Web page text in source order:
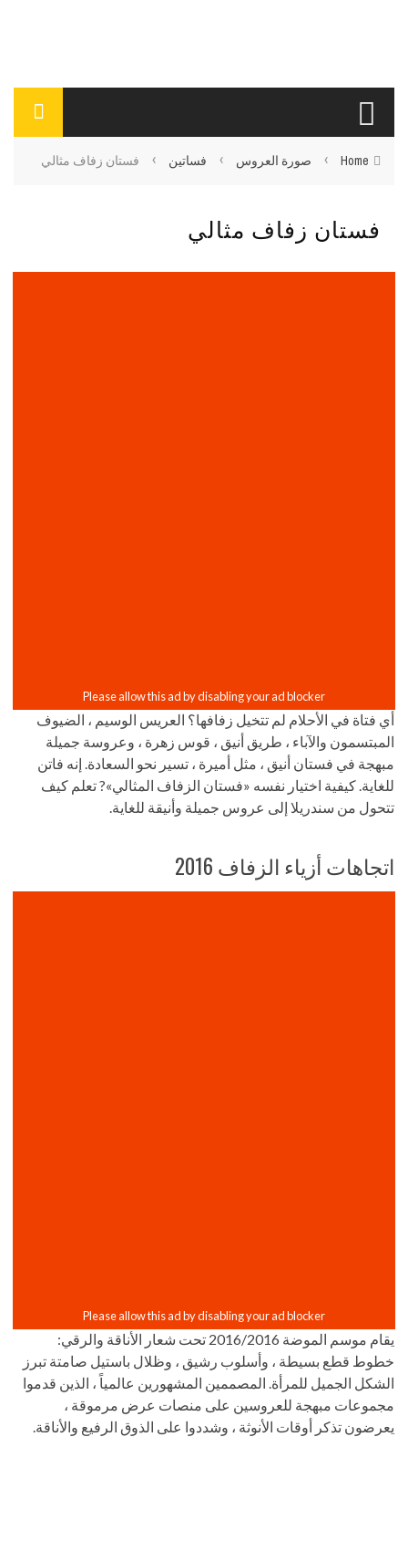
Home
› صورة العروس › فساتين › فستان زفاف مثالي
فستان زفاف مثالي
أي فتاة في الأحلام لم تتخيل زفافها؟ العريس الوسيم ، الضيوف
المبتسمون والآباء ، طريق أنيق ، قوس زهرة ، وعروسة جميلة
مبهجة في فستان أنيق ، مثل أميرة ، تسير نحو السعادة. إنه فاتن
للغاية. كيفية اختيار نفسه «فستان الزفاف المثالي»? تعلم كيف
تتحول من سندريلا إلى عروس جميلة وأنيقة للغاية.
اتجاهات أزياء الزفاف 2016
يقام موسم الموضة 2016/2016 تحت شعار الأناقة والرقي:
خطوط قطع بسيطة ، وأسلوب رشيق ، وظلال باستيل صامتة تبرز
الشكل الجميل للمرأة. المصممين المشهورين عالمياً ، الذين قدموا
مجموعات مبهجة للعروسين على منصات عرض مرموقة ،
يعرضون تذكر أوقات الأنوثة ، وشددوا على الذوق الرفيع والأناقة.